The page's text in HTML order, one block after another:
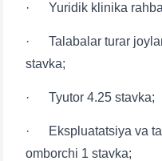
· Yuridik klinika
· Talabalar turar
stavka;
· Tyutor 4.25 stavka;
· Ekspluatatsiya va
omborchi 1 stavka;